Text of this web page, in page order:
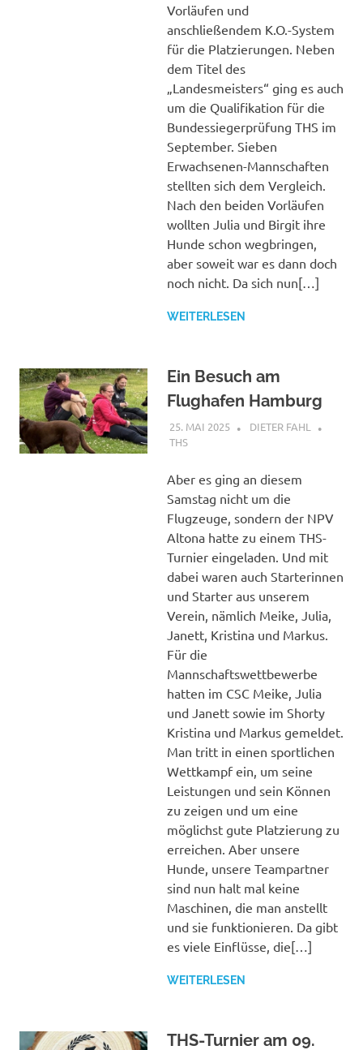
Vorläufen und
anschließendem K.O.-System
für die Platzierungen. Neben
dem Titel des
„Landesmeisters“ ging es auch
um die Qualifikation für die
Bundessiegerprüfung THS im
September. Sieben
Erwachsenen-Mannschaften
stellten sich dem Vergleich.
Nach den beiden Vorläufen
wollten Julia und Birgit ihre
Hunde schon wegbringen,
aber soweit war es dann doch
noch nicht. Da sich nun[…]
WEITERLESEN
Ein Besuch am
Flughafen Hamburg
25. MAI 2025
DIETER FAHL
THS
Aber es ging an diesem
Samstag nicht um die
Flugzeuge, sondern der NPV
Altona hatte zu einem THS-
Turnier eingeladen. Und mit
dabei waren auch Starterinnen
und Starter aus unserem
Verein, nämlich Meike, Julia,
Janett, Kristina und Markus.
Für die
Mannschaftswettbewerbe
hatten im CSC Meike, Julia
und Janett sowie im Shorty
Kristina und Markus gemeldet.
Man tritt in einen sportlichen
Wettkampf ein, um seine
Leistungen und sein Können
zu zeigen und um eine
möglichst gute Platzierung zu
erreichen. Aber unsere
Hunde, unsere Teampartner
sind nun halt mal keine
Maschinen, die man anstellt
und sie funktionieren. Da gibt
es viele Einflüsse, die[…]
WEITERLESEN
THS-Turnier am 09.